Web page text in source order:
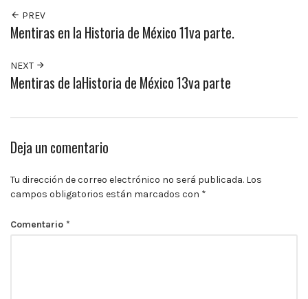
a
las
10:00
PREV
Mentiras en la Historia de México 11va parte.
NEXT
Mentiras de laHistoria de México 13va parte
Deja un comentario
Tu dirección de correo electrónico no será publicada. Los
campos obligatorios están marcados con *
Comentario *